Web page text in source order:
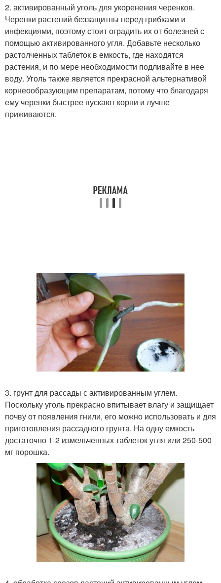
2. активированный уголь для укоренения черенков.
Черенки растений беззащитны перед грибками и
инфекциями, поэтому стоит оградить их от болезней с
помощью активированного угля. Добавьте несколько
растолченных таблеток в емкость, где находятся
растения, и по мере необходимости подливайте в нее
воду. Уголь также является прекрасной альтернативой
корнеообразующим препаратам, потому что благодаря
ему черенки быстрее пускают корни и лучше
приживаются.
3. грунт для рассады с активированным углем.
Поскольку уголь прекрасно впитывает влагу и защищает
почву от появления гнили, его можно использовать и для
приготовления рассадного грунта. На одну емкость
достаточно 1-2 измельченных таблеток угля или 250-500
мг порошка.